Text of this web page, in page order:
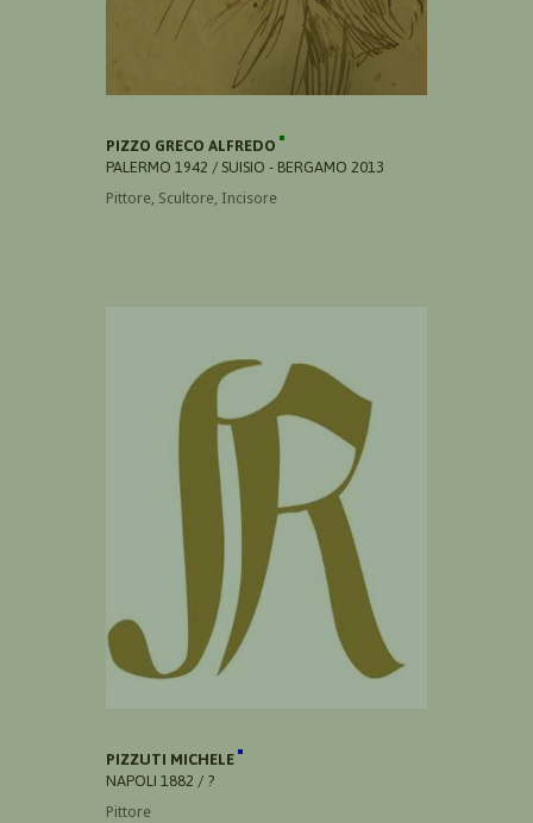
PIZZO GRECO ALFREDO
PALERMO 1942 / SUISIO - BERGAMO 2013
Pittore, Scultore, Incisore
PIZZUTI MICHELE
NAPOLI 1882 / ?
Pittore